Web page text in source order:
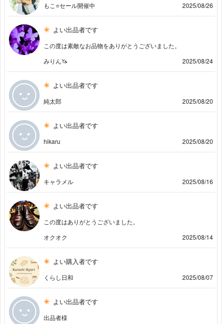
もこ⭐️セール開催中 2025/08/26
よい出品者です
この度は素敵なお品物をありがとうございました。
みりん🦄
2025/08/24
よい出品者です
純太郎 2025/08/20
よい出品者です
hikaru 2025/08/20
よい出品者です
キャラメル 2025/08/16
よい出品者です
この度はありがとうございました。
オクオク
2025/08/14
よい購入者です
くらし日和 2025/08/07
よい出品者です
出品者様